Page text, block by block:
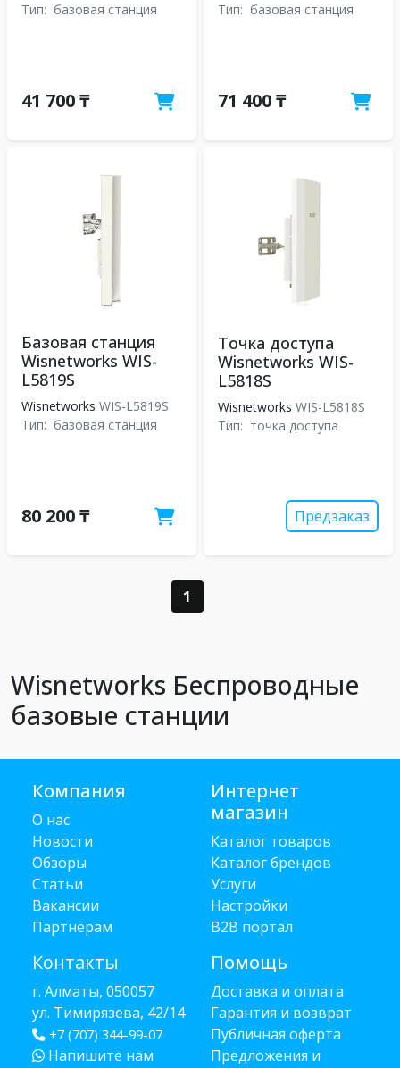
Тип: базовая станция
41 700 ₸
Тип: базовая станция
71 400 ₸
Базовая станция
Wisnetworks WIS-
L5819S
Wisnetworks WIS-L5819S
Тип: базовая станция
80 200 ₸
Точка доступа
Wisnetworks WIS-
L5818S
Wisnetworks WIS-L5818S
Тип: точка доступа
Предзаказ
1
Wisnetworks Беспроводные
базовые станции
Компания
О нас
Новости
Обзоры
Статьи
Вакансии
Партнёрам
Контакты
г. Алматы, 050057
ул. Тимирязева, 42/14
+7 (707) 344-99-07
Напишите нам
Интернет
магазин
Каталог товаров
Каталог брендов
Услуги
Настройки
B2B портал
Помощь
Доставка и оплата
Гарантия и возврат
Публичная оферта
Предложения и